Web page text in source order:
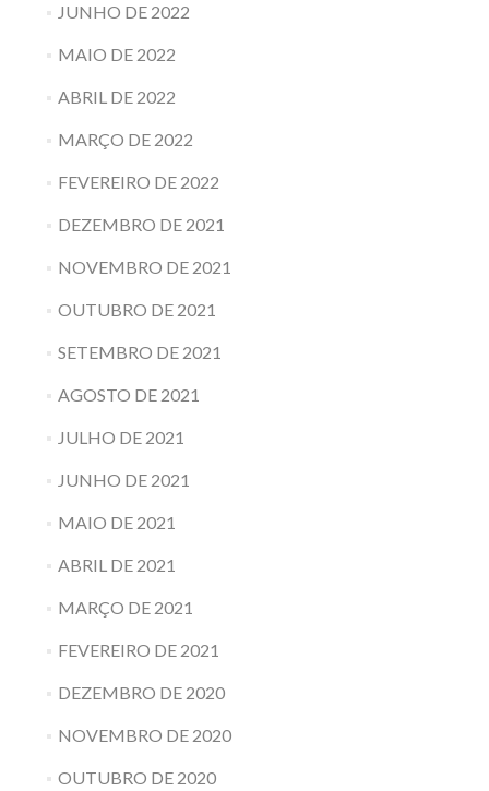
JUNHO DE 2022
MAIO DE 2022
ABRIL DE 2022
MARÇO DE 2022
FEVEREIRO DE 2022
DEZEMBRO DE 2021
NOVEMBRO DE 2021
OUTUBRO DE 2021
SETEMBRO DE 2021
AGOSTO DE 2021
JULHO DE 2021
JUNHO DE 2021
MAIO DE 2021
ABRIL DE 2021
MARÇO DE 2021
FEVEREIRO DE 2021
DEZEMBRO DE 2020
NOVEMBRO DE 2020
OUTUBRO DE 2020